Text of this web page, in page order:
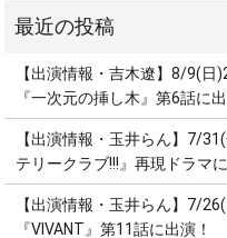
【出演情報・吉木遼】8/9(
『一次元の挿し木』第6話に出
【出演情報・玉井らん】7/
テリークラブ!!!』再現ドラマに
【出演情報・玉井らん】7/
『VIVANT』第11話に出演！